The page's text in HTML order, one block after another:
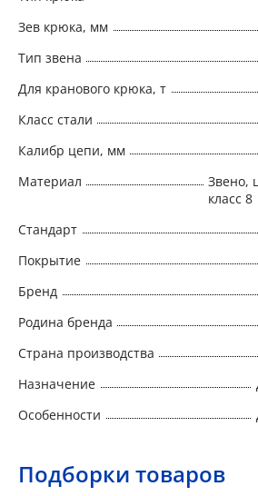
Зев крюка, мм
Тип звена
Для кранового крюка, т
Класс стали
Калибр цепи, мм
Материал
Звено,
класс 8
Стандарт
Покрытие
Бренд
Родина бренда
Страна производства
Назначение
Особенности
Подборки товаров